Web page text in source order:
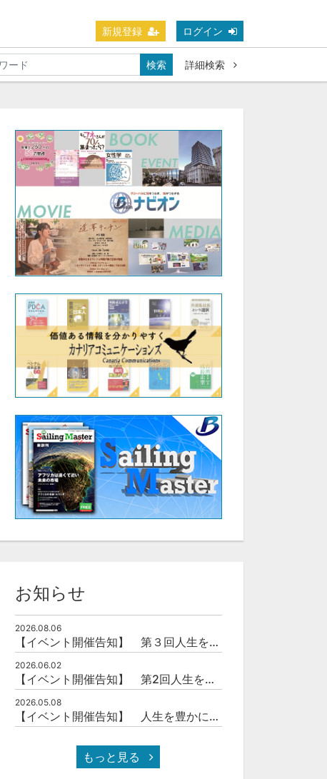
新規登録 ログイン
検索 詳細検索
お知らせ
2026.08.06
【イベント開催告知】 第３回人生を豊かにする「本の力」を学ぶ会
2026.06.02
【イベント開催告知】 第2回人生を豊かにする「本の力」を学ぶ会
2026.05.08
【イベント開催告知】 人生を豊かにする「本の力」を学ぶ会
もっと見る